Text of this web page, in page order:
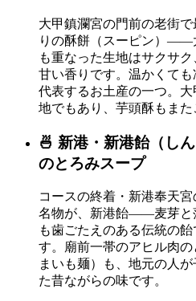
大甲鎮瀾宮の門前の老街
りの酥餅（スーピン）——
も重なった生地はサクサ
甘い香りです。温かくて
代表するお土産の一つ。
地でもあり、芋頭酥もまた
🍜 新港・新港飴（し
のとろみスープ
コースの終着・新港奉天
名物が、新港飴——麦芽と
も歯ごたえのある伝統の
す。廟前一帯のアヒル肉
まいも麺）も、地元の人
た昔ながらの味です。